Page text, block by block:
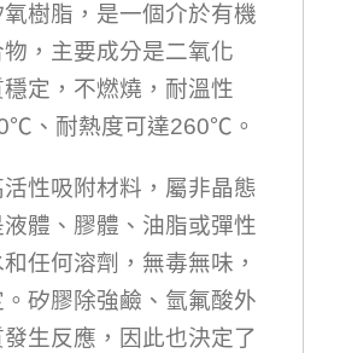
樹脂，是一個介於有機
，主要成分是二氧化
定，不燃燒， 耐溫性
℃、耐熱度可達260℃ 。
性吸附材料，屬非晶態
體、膠體、油脂或彈性
任何溶劑，無毒無味，
。矽膠除強鹼、氫氟酸外
生反應，因此也決定了